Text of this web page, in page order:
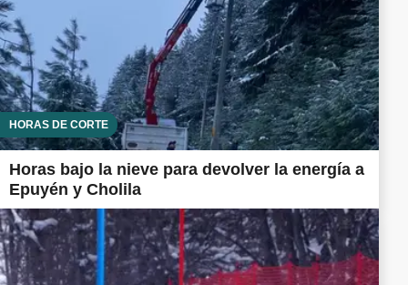
HORAS DE CORTE
Horas bajo la nieve para devolver la energía a
Epuyén y Cholila